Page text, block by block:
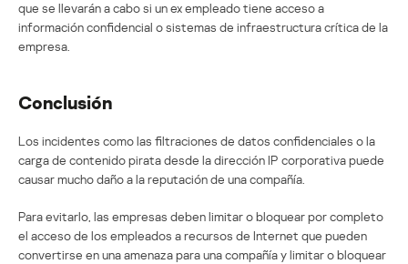
que se llevarán a cabo si un ex empleado tiene acceso a
información confidencial o sistemas de infraestructura crítica de la
empresa.
Conclusión
Los incidentes como las filtraciones de datos confidenciales o la
carga de contenido pirata desde la dirección IP corporativa puede
causar mucho daño a la reputación de una compañía.
Para evitarlo, las empresas deben limitar o bloquear por completo
el acceso de los empleados a recursos de Internet que pueden
convertirse en una amenaza para una compañía y limitar o bloquear